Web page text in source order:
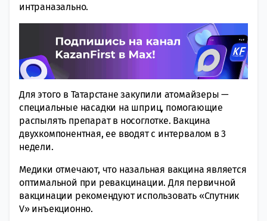
интраназально.
Для этого в Татарстане закупили атомайзеры —
специальные насадки на шприц, помогающие
распылять препарат в носоглотке. Вакцина
двухкомпонентная, ее вводят с интервалом в 3
недели.
Медики отмечают, что назальная вакцина является
оптимальной при ревакцинации. Для первичной
вакцинации рекомендуют использовать «Спутник
V» инъекционно.